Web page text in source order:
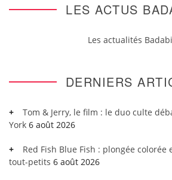
LES ACTUS
Les actualités
DERNIERS
Tom & Jerry, le film : le duo culte
York 6 août 2026
Red Fish Blue Fish : plongée
tout-petits 6 août 2026